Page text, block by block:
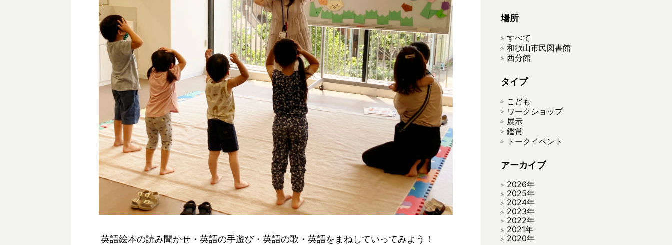
英語絵本の読み聞かせ・英語の手遊び・英語の歌・英語をまねしていってみよう！
場所
すべて
和歌山市民図書館
西分館
タイプ
こども
ワークショップ
展示
鑑賞
トークイベント
アーカイブ
2026年
2025年
2024年
2023年
2022年
2021年
2020年